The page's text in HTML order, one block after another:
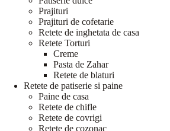
Prajituri
Prajituri de cofetarie
Retete de inghetata de casa
Retete Torturi
Creme
Pasta de Zahar
Retete de blaturi
Retete de patiserie si paine
Paine de casa
Retete de chifle
Retete de covrigi
Retete de cozonac